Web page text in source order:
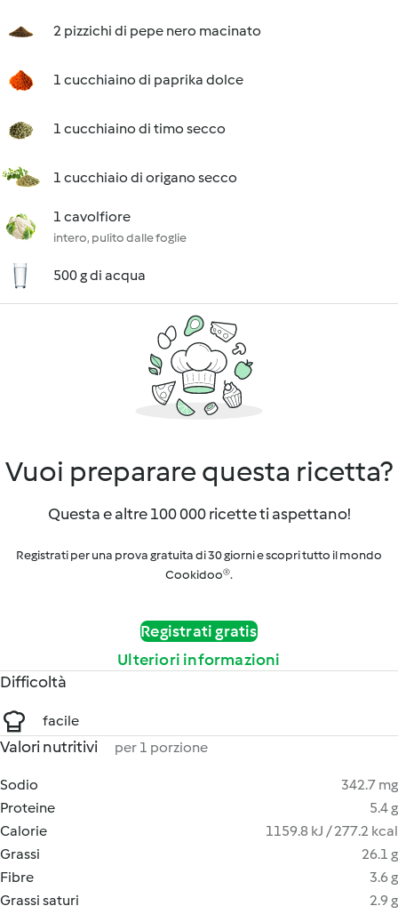
2 pizzichi di pepe nero macinato
1 cucchiaino di paprika dolce
1 cucchiaino di timo secco
1 cucchiaio di origano secco
1 cavolfiore
intero, pulito dalle foglie
500 g di acqua
Vuoi preparare questa ricetta?
Questa e altre 100 000 ricette ti aspettano!
Registrati per una prova gratuita di 30 giorni e scopri tutto il mondo
Cookidoo®.
Registrati gratis
Ulteriori informazioni
Difficoltà
facile
Valori nutritivi per 1 porzione
Sodio
342.7 mg
Proteine
5.4 g
Calorie
1159.8 kJ / 277.2 kcal
Grassi
26.1 g
Fibre
3.6 g
Grassi saturi
2.9 g